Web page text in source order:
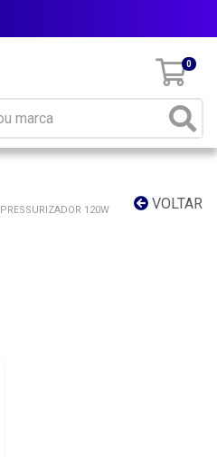
0
VOLTAR
PRESSURIZADOR 120W